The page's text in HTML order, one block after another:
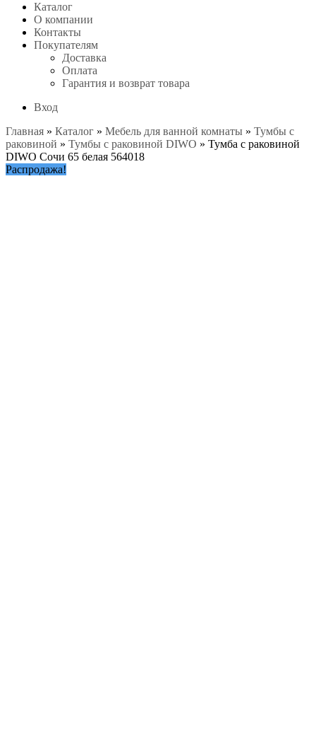
Каталог
О компании
Контакты
Покупателям
Доставка
Оплата
Гарантия и возврат товара
Вход
Главная » Каталог » Мебель для ванной комнаты » Тумбы с
раковиной » Тумбы с раковиной DIWO » Тумба с раковиной
DIWO Сочи 65 белая 564018
Распродажа!